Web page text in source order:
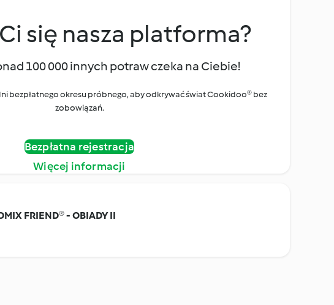
się nasza platforma?
100 000 innych potraw czeka na Ciebie!
bezpłatnego okresu próbnego, aby odkrywać świat Cookidoo® bez
zobowiązań.
Bezpłatna rejestracja
Więcej informacji
FRIEND® - OBIADY II